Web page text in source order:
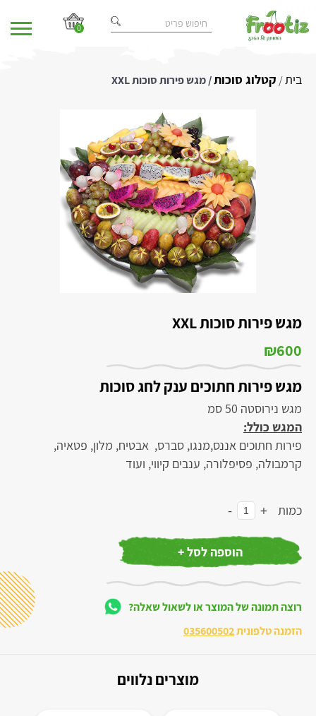
0
בית/ קטלוג סוכות/ מגש פירות סוכות XXL
מגש פירות סוכות XXL
₪600
מגש פירות חתוכים ענק לחג סוכות
מגש נירוסטה 50 סמ
המגש כולל:
פירות חתוכים אננס,מנגו, סברס, אבטיח, מלון, פטאיה,
קרמבולה, פסיפלורה, ענבים קיווי, ועוד
כמות +
-
הוספה לסל +
רוצה תמונה של המוצר או לשאול שאלה?
הזמנה טלפונית035600502
מוצרים נלווים